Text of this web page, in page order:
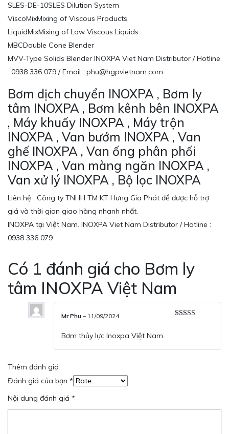
SLES-DE-10SLES Dilution System
ViscoMixMixing of Viscous Products
LiquidMixMixing of Low Viscous Liquids
MBCDouble Cone Blender
MVV-Type Solids Blender INOXPA Viet Nam Distributor / Hotline
: 0938 336 079 / Email : phu@hgpvietnam.com
Bơm dịch chuyển INOXPA , Bơm ly
tâm INOXPA , Bơm kênh bên INOXPA
, Máy khuấy INOXPA , Máy trộn
INOXPA , Van bướm INOXPA , Van
ghế INOXPA , Van ống phân phối
INOXPA , Van màng ngăn INOXPA ,
Van xử lý INOXPA , Bộ lọc INOXPA
Liên hệ : Công ty TNHH TM KT Hưng Gia Phát để được hỗ trợ
giá và thời gian giao hàng nhanh nhất.
INOXPA tại Việt Nam. INOXPA Viet Nam Distributor / Hotline :
0938 336 079
Có 1 đánh giá cho Bơm ly
tâm INOXPA Việt Nam
Mr Phu – 11/09/2024
Bơm thủy lực Inoxpa Việt Nam
Thêm đánh giá
Đánh giá của bạn *
Nội dung đánh giá *